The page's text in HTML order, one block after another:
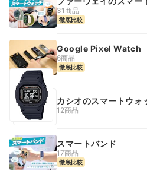
31商品
徹底比較
Google Pixel Watch
6商品
徹底比較
カシオのスマートウォ
12商品
スマートバンド
17商品
徹底比較